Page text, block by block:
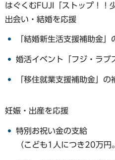
はぐくむFUJI「ストップ！！
出会い・結婚を応援
「結婚新生活支援補助金
婚活イベント「フジ・ラブ
「移住就業支援補助金」の
妊娠・出産を応援
特別お祝い金の支給
（こども1人につき20万円